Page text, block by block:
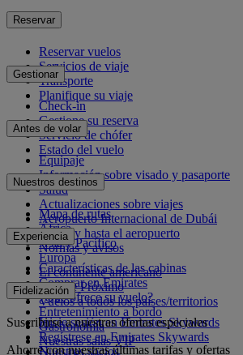
Reservar
Reservar vuelos
Servicios de viaje
Transporte
Planifique su viaje
Gestionar
Check-in
Gestione su reserva
Servicio de chófer
Estado del vuelo
Antes de volar
Equipaje
Información sobre visado y pasaporte
Salud
Actualizaciones sobre viajes
Aeropuerto Internacional de Dubái
Desde y hasta el aeropuerto
Normas y avisos
Nuestros destinos
Mapa de rutas
África
Asia y Pacífico
Europa
El continente americano
Oriente Próximo
Vuelos a todos los países/territorios
Experiencia
Características de las cabinas
Comprar en Emirates
¿Qué ofrece su vuelo?
Entretenimiento a bordo
Gastronomía
Nuestras salas VIP
Fidelización
Inicie sesión en Emirates Skywards
Regístrese en Emirates Skywards
Nuestros socios
Suscribirse a nuestras ofertas especiales
Ahorre con nuestras últimas tarifas y ofertas